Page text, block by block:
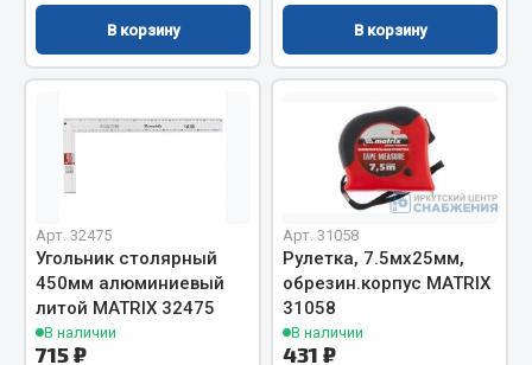
Весь раздел
Система питания
Тормозная система
Колеса и шины
Система охлаждения
Подвеска
Кабина
Оперение кабины
В корзину В корзину
Арт. 32475
Угольник столярный
450мм алюминиевый
литой MATRIX 32475
В наличии
715 ₽
Арт. 31058
Рулетка, 7.5мх25мм,
обрезин.корпус MATRIX
31058
В наличии
431 ₽